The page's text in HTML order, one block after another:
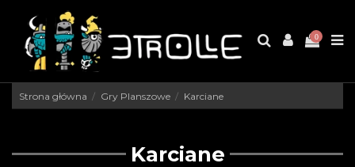
0
Strona główna Gry Planszowe Karciane
Karciane